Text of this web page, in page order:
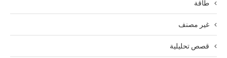
طاقة
غير مصنف
قصص تحليلية